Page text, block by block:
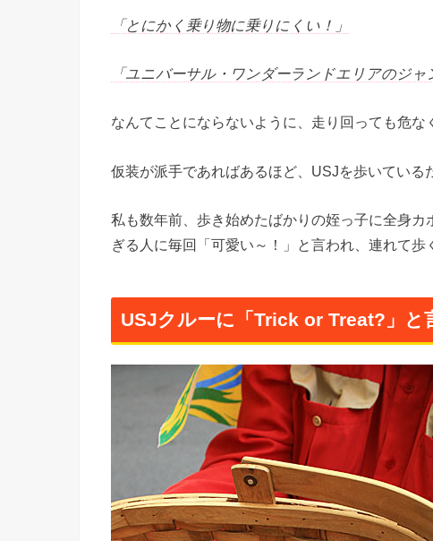
「とにかく乗り物に乗りにくい！」
「ユニバーサル・ワンダーランドエリアのジ
なんてことにならないように、走り回っても危な
仮装が派手であればあるほど、USJを歩いている
私も数年前、歩き始めたばかりの姪っ子に全身
ぎる人に毎回「可愛い～！」と言われ、連れて歩
USJクルーに「Trick or Treat?」と